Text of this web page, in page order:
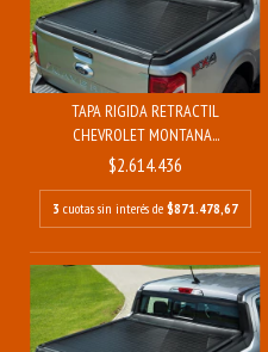
TAPA RIGIDA RETRACTIL
CHEVROLET MONTANA...
$2.614.436
3 cuotas sin interés de $871.478,67